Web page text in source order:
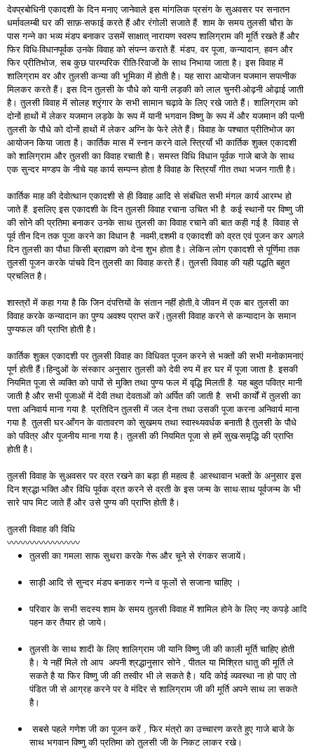
देवप्रबोधिनी एकादशी के दिन मनाए जानेवाले इस मांगलिक प्रसंग के सुअवसर पर सनातन
धर्मावलम्बी घर की साफ़-सफाई करते हैं और रंगोली सजाते हैं. शाम के समय तुलसी चौरा के
पास गन्ने का भव्य मंडप बनाकर उसमें साक्षात् नारायण स्वरुप शालिग्राम की मूर्ति रखते हैं और
फिर विधि-विधानपूर्वक उनके विवाह को संपन्न कराते हैं. मंडप, वर पूजा, कन्यादान, हवन और
फिर प्रीतिभोज, सब कुछ पारम्परिक रीति-रिवाजों के साथ निभाया जाता है। इस विवाह में
शालिग्राम वर और तुलसी कन्या की भूमिका में होती है। यह सारा आयोजन यजमान सपत्नीक
मिलकर करते हैं। इस दिन तुलसी के पौधे को यानी लड़की को लाल चुनरी-ओढ़नी ओढ़ाई जाती
है। तुलसी विवाह में सोलह श्रृंगार के सभी सामान चढ़ावे के लिए रखे जाते हैं। शालिग्राम को
दोनों हाथों में लेकर यजमान लड़के के रूप में यानी भगवान विष्णु के रूप में और यजमान की पत्नी
तुलसी के पौधे को दोनों हाथों में लेकर अग्नि के फेरे लेते हैं। विवाह के पश्चात प्रीतिभोज का
आयोजन किया जाता है। कार्तिक मास में स्नान करने वाले स्त्रियाँ भी कार्तिक शुक्ल एकादशी
को शालिग्राम और तुलसी का विवाह रचाती है। समस्त विधि विधान पूर्वक गाजे बाजे के साथ
एक सुन्दर मण्डप के नीचे यह कार्य सम्पन्न होता है विवाह के स्त्रियाँ गीत तथा भजन गाती है।
कार्तिक माह की देवोत्थान एकादशी से ही विवाह आदि से संबंधित सभी मंगल कार्य आरम्भ हो
जाते हैं. इसलिए इस एकादशी के दिन तुलसी विवाह रचाना उचित भी है. कई स्थानों पर विष्णु जी
की सोने की प्रतिमा बनाकर उनके साथ तुलसी का विवाह रचाने की बात कही गई है. विवाह से
पूर्व तीन दिन तक पूजा करने का विधान है. नवमी,दशमी व एकादशी को व्रत एवं पूजन कर अगले
दिन तुलसी का पौधा किसी ब्राह्मण को देना शुभ होता है। लेकिन लोग एकादशी से पूर्णिमा तक
तुलसी पूजन करके पांचवे दिन तुलसी का विवाह करते हैं। तुलसी विवाह की यही पद्धति बहुत
प्रचलित है।
शास्त्रों में कहा गया है कि जिन दंपत्तियों के संतान नहीं होती,वे जीवन में एक बार तुलसी का
विवाह करके कन्यादान का पुण्य अवश्य प्राप्त करें।तुलसी विवाह करने से कन्यादान के समान
पुण्यफल की प्राप्ति होती है।
कार्तिक शुक्ल एकादशी पर तुलसी विवाह का विधिवत पूजन करने से भक्तों की सभी मनोकामनाएं
पूर्ण होती हैं।हिन्दुओं के संस्कार अनुसार तुलसी को देवी रुप में हर घर में पूजा जाता है. इसकी
नियमित पूजा से व्यक्ति को पापों से मुक्ति तथा पुण्य फल में वृद्धि मिलती है. यह बहुत पवित्र मानी
जाती है और सभी पूजाओं में देवी तथा देवताओं को अर्पित की जाती है. सभी कार्यों में तुलसी का
पत्ता अनिवार्य माना गया है. प्रतिदिन तुलसी में जल देना तथा उसकी पूजा करना अनिवार्य माना
गया है. तुलसी घर-आँगन के वातावरण को सुखमय तथा स्वास्थ्यवर्धक बनाती है.तुलसी के पौधे
को पवित्र और पूजनीय माना गया है। तुलसी की नियमित पूजा से हमें सुख-समृद्धि की प्राप्ति
होती है।
तुलसी विवाह के सुअवसर पर व्रत रखने का बड़ा ही महत्व है. आस्थावान भक्तों के अनुसार इस
दिन श्रद्धा-भक्ति और विधि पूर्वक व्रत करने से व्रती के इस जन्म के साथ-साथ पूर्वजन्म के भी
सारे पाप मिट जाते हैं और उसे पुण्य की प्राप्ति होती है।
तुलसी विवाह की विधि
〰️〰️〰️〰️〰️〰️〰️〰️
तुलसी का गमला साफ सुथरा करके गेरू और चूने से रंगकर सजायें।
साड़ी आदि से सुन्दर मंडप बनाकर गन्ने व फूलों से सजाना चाहिए ।
परिवार के सभी सदस्य शाम के समय तुलसी विवाह में शामिल होने के लिए नए कपड़े आदि
पहन कर तैयार हो जाये।
तुलसी के साथ शादी के लिए शालिग्राम जी यानि विष्णु जी की काली मूर्ति चाहिए होती
है। ये नहीं मिले तो आप अपनी श्रद्धानुसार सोने , पीतल या मिश्रित धातु की मूर्ति ले
सकते है या फिर विष्णु जी की तस्वीर भी ले सकते है। यदि कोई व्यवस्था ना हो पाए तो
पंडित जी से आग्रह करने पर वे मंदिर से शालिग्राम जी की मूर्ति अपने साथ ला सकते
है।
सबसे पहले गणेश जी का पूजन करें , फिर मंत्रो का उच्चारण करते हुए गाजे बाजे के
साथ भगवान विष्णु की प्रतिमा को तुलसी जी के निकट लाकर रखे।